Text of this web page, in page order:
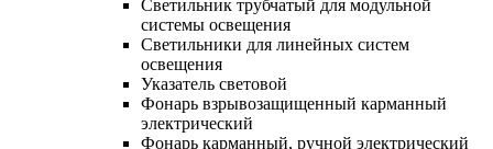
Светильник трубчатый для модульной
системы освещения
Светильники для линейных систем
освещения
Указатель световой
Фонарь взрывозащищенный карманный
электрический
Фонарь карманный, ручной электрический